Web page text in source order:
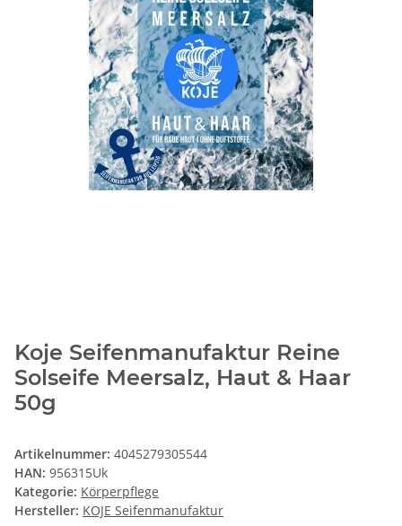
Koje Seifenmanufaktur Reine
Solseife Meersalz, Haut & Haar
50g
Artikelnummer: 4045279305544
HAN: 956315Uk
Kategorie: Körperpflege
Hersteller: KOJE Seifenmanufaktur